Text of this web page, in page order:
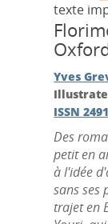
texte
Yves
ISSN
Des
petit en
à l'idée
sans ses
trajet en